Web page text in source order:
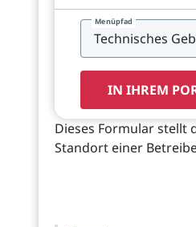
Menüpfad
IN IHREM
Dieses Formular stellt
Standort einer